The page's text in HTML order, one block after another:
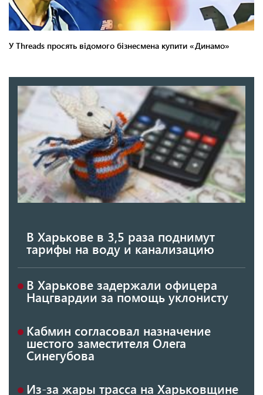
В Харькове в 3,5 раза поднимут
тарифы на воду и канализацию
В Харькове задержали офицера
Нацгвардии за помощь уклонисту
Кабмин согласовал назначение
шестого заместителя Олега
Синегубова
Из-за жары трасса на Харьковщине